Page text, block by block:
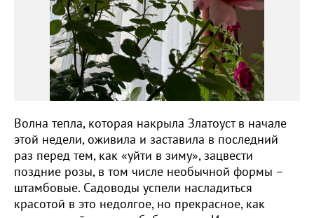
Волна тепла, которая накрыла Златоуст в начале
этой недели, оживила и заставила в последний
раз перед тем, как «уйти в зиму», зацвести
поздние розы, в том числе необычной формы –
штамбовые. Садоводы успели насладиться
красотой в это недолгое, но прекрасное, как